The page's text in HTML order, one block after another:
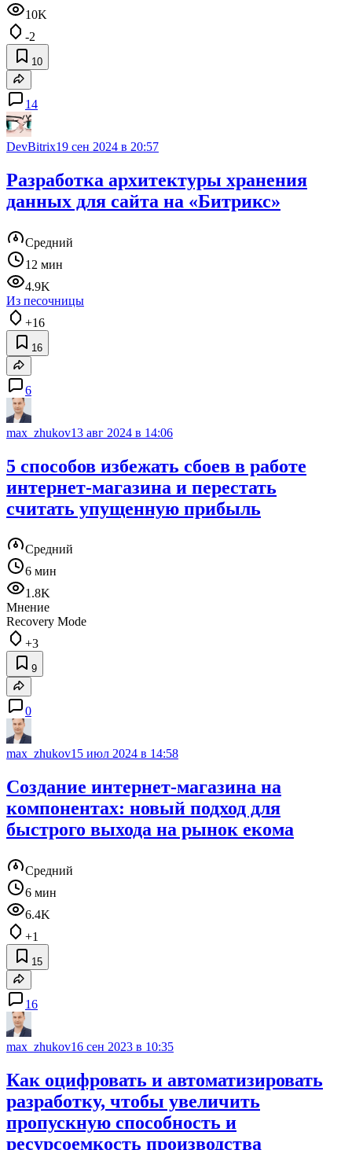
10K
-2
10
14
DevBitrix19 сен 2024 в 20:57
Разработка архитектуры хранения
данных для сайта на «Битрикс»
Средний
12 мин
4.9K
Из песочницы
+16
16
6
max_zhukov13 авг 2024 в 14:06
5 способов избежать сбоев в работе
интернет-магазина и перестать
считать упущенную прибыль
Средний
6 мин
1.8K
Мнение
Recovery Mode
+3
9
0
max_zhukov15 июл 2024 в 14:58
Создание интернет-магазина на
компонентах: новый подход для
быстрого выхода на рынок екома
Средний
6 мин
6.4K
+1
15
16
max_zhukov16 сен 2023 в 10:35
Как оцифровать и автоматизировать
разработку, чтобы увеличить
пропускную способность и
ресурсоемкость производства